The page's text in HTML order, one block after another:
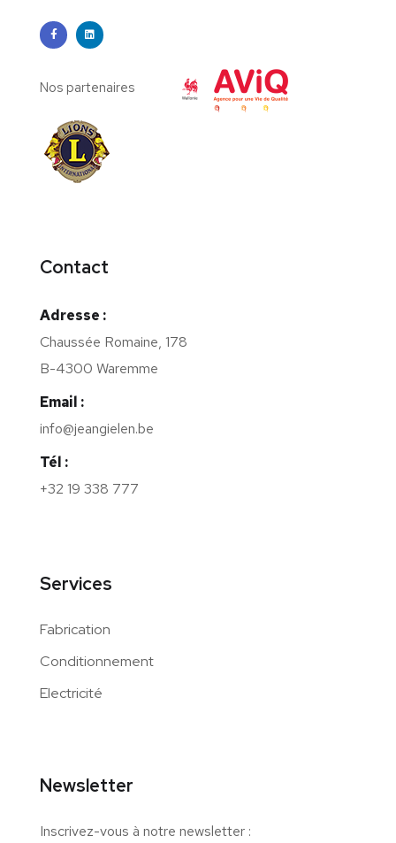
Nos partenaires
Contact
Adresse :
Chaussée Romaine, 178
B-4300 Waremme
Email :
info@jeangielen.be
Tél :
+32 19 338 777
Services
Fabrication
Conditionnement
Electricité
Newsletter
Inscrivez-vous à notre newsletter :